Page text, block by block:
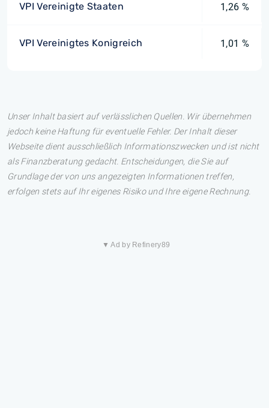
VPI Vereinigte Staaten 1,26 %
VPI Vereinigtes Konigreich 1,01 %
Unser Inhalt basiert auf verlässlichen Quellen. Wir übernehmen
jedoch keine Haftung für eventuelle Fehler. Der Inhalt dieser
Webseite dient ausschließlich Informationszwecken und ist nicht
als Finanzberatung gedacht. Entscheidungen, die Sie auf
Grundlage der von uns angezeigten Informationen treffen,
erfolgen stets auf Ihr eigenes Risiko und Ihre eigene Rechnung.
▼ Ad by Refinery89